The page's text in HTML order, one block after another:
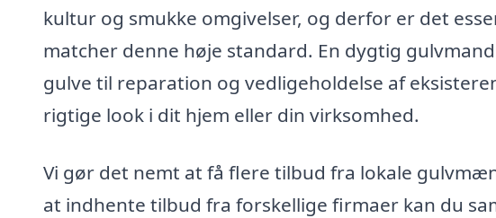
kultur og smukke omgivelser, og derfor er det
matcher denne høje standard. En dygtig
gulve til reparation og vedligeholdelse af
rigtige look i dit hjem eller din virksomhed.
Vi gør det nemt at få flere tilbud fra lokale
at indhente tilbud fra forskellige firmaer kan du